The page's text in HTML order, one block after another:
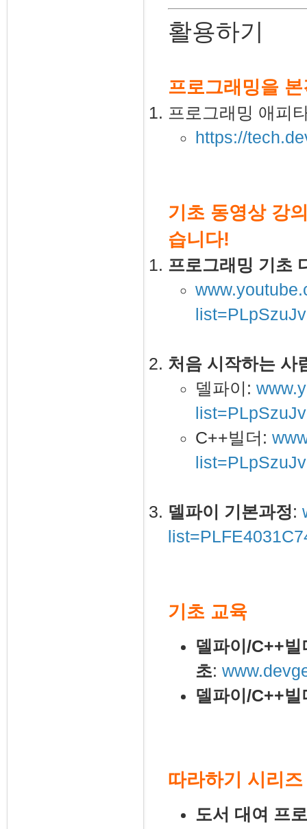
활용하기
프로그래밍을
프로그래밍 애피
https://
기초 동영상 강
습니다!
프로그래밍 기초
처음 시작하는 사
델파이:
C++빌더:
델파이 기본과정:
기초 교육
델파이/C++빌
초:
델파이/C++
따라하기 시리즈
도서 대여 프